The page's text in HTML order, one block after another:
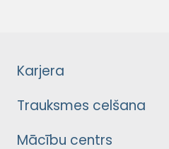
Karjera
Trauksmes celšana
Mācību centrs